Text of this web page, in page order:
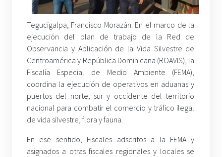
Tegucigalpa, Francisco Morazán. En el marco de la
ejecución del plan de trabajo de la Red de
Observancia y Aplicación de la Vida Silvestre de
Centroamérica y República Dominicana (ROAVIS), la
Fiscalía Especial de Medio Ambiente (FEMA),
coordina la ejecución de operativos en aduanas y
puertos del norte, sur y occidente del territorio
nacional para combatir el comercio y tráfico ilegal
de vida silvestre, flora y fauna.
En ese sentido, Fiscales adscritos a la FEMA y
asignados a otras fiscales regionales y locales se